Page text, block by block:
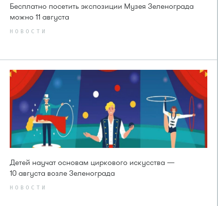
Бесплатно посетить экспозиции Музея Зеленограда
можно 11 августа
НОВОСТИ
Детей научат основам циркового искусства —
10 августа возле Зеленограда
НОВОСТИ